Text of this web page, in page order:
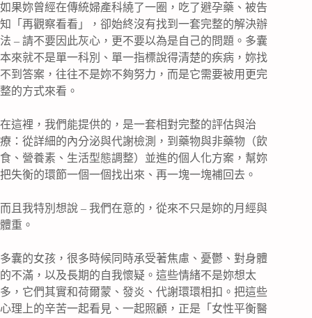
如果妳曾經在傳統婦產科繞了一圈，吃了避孕藥、被告
知「再觀察看看」，卻始終沒有找到一套完整的解決辦
法 – 請不要因此灰心，更不要以為是自己的問題。多囊
本來就不是單一科別、單一指標說得清楚的疾病，妳找
不到答案，往往不是妳不夠努力，而是它需要被用更完
整的方式來看。
在這裡，我們能提供的，是一套相對完整的評估與治
療：從詳細的內分泌與代謝檢測，到藥物與非藥物（飲
食、營養素、生活型態調整）並進的個人化方案，幫妳
把失衡的環節一個一個找出來、再一塊一塊補回去。
而且我特別想說 – 我們在意的，從來不只是妳的月經與
體重。
多囊的女孩，很多時候同時承受著焦慮、憂鬱、對身體
的不滿，以及長期的自我懷疑。這些情緒不是妳想太
多，它們其實和荷爾蒙、發炎、代謝環環相扣。把這些
心理上的辛苦一起看見、一起照顧，正是「女性平衡醫